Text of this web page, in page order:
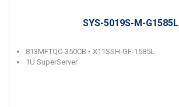
SYS-5019S-M-G1585L
813MFTQC-350CB • X11SSH-GF-1585L
1U SuperServer